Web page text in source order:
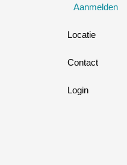
Aanmelden
Locatie
Contact
Login